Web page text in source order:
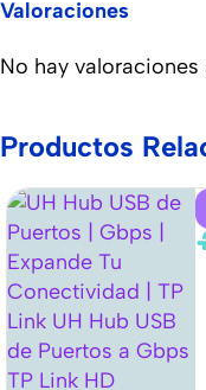
Valoraciones
No hay valoraciones
Productos